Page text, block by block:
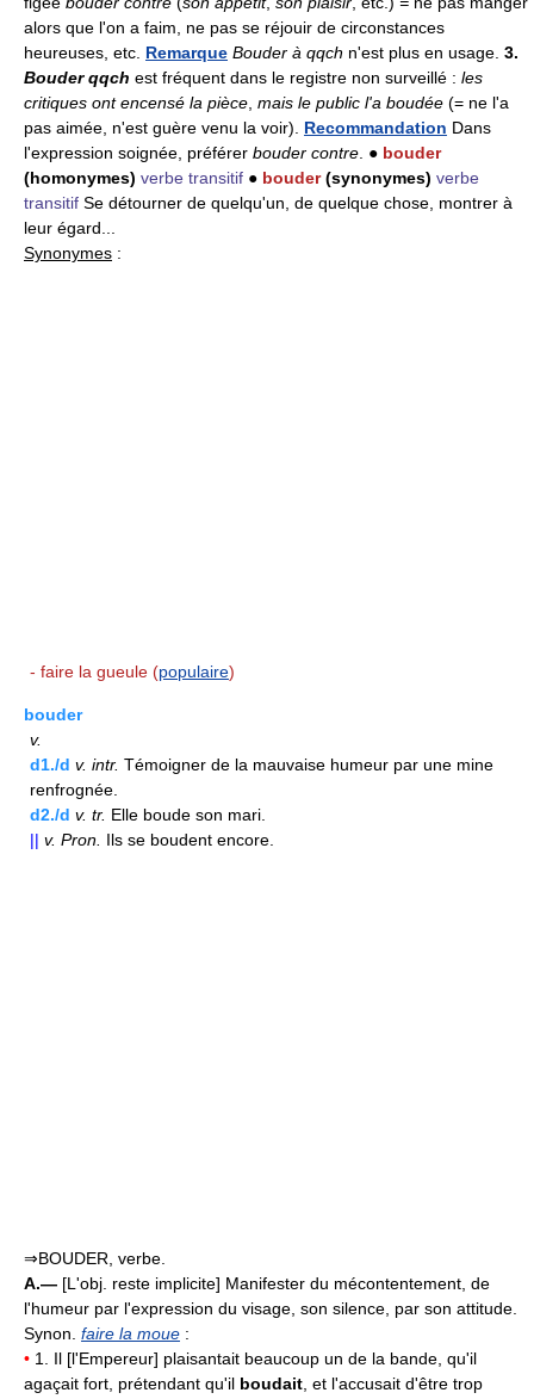
alors que l'on a faim, ne pas se réjouir de circonstances
heureuses, etc. Remarque Bouder à qqch n'est plus en usage. 3.
Bouder qqch est fréquent dans le registre non surveillé : les
critiques ont encensé la pièce mais le public l'a boudée (= ne l'a
pas aimée, n'est guère venu la voir). Recommandation Dans
l'expression soignée, préférer bouder contre . ● bouder
(homonymes) verbe transitif ● bouder(synonymes) verbe
transitif Se détourner de quelqu'un, de quelque chose, montrer à
leur égard...
Synonymes :
- faire la gueule (populaire)
bouder
v.
d1./d v. intr. Témoigner de la mauvaise humeur par une mine
renfrognée.
d2./d v. tr. Elle boude son mari.
|| v. Pron. Ils se boudent encore.
⇒BOUDER, verbe.
A.— [L'obj. reste implicite] Manifester du mécontentement, de
l'humeur par l'expression du visage, son silence, par son attitude.
Synon. faire la moue :
• 1. Il [l'Empereur] plaisantait beaucoup un de la bande, qu'il
agaçait fort, prétendant qu'il boudait , et l'accusait d'être trop